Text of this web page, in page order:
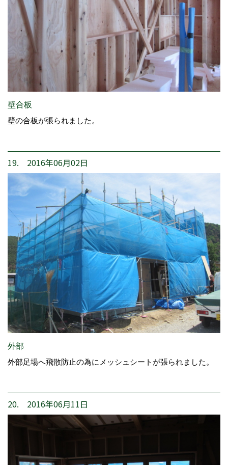
壁合板
壁の合板が張られました。
19. 2016年06月02日
外部
外部足場へ飛散防止の為にメッシュシートが張られました。
20. 2016年06月11日